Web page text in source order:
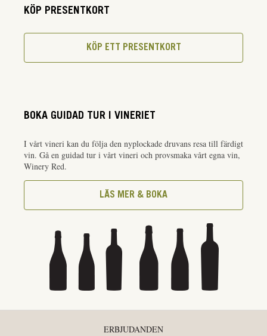
KÖP PRESENTKORT
KÖP ETT PRESENTKORT
BOKA GUIDAD TUR I VINERIET
I vårt vineri kan du följa den nyplockade druvans resa till färdigt
vin. Gå en guidad tur i vårt vineri och provsmaka vårt egna vin,
Winery Red.
LÄS MER & BOKA
ERBJUDANDEN